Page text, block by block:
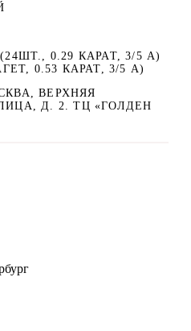
0.29 КАРАТ, 3/5 А)
0.53 КАРАТ, 3/5 А)
ВЕРХНЯЯ
Д. 2. ТЦ «ГОЛДЕН